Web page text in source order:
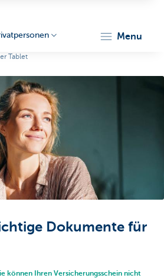
menu
Tablet
Dokumente für
können Ihren Versicherungsschein nicht